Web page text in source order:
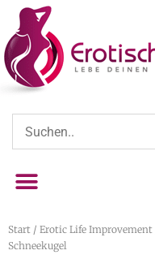
Start / Erotic Life Improvement
Schneekugel